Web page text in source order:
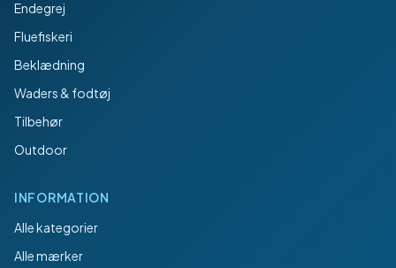
Endegrej
Fluefiskeri
Beklædning
Waders & fodtøj
Tilbehør
Outdoor
INFORMATION
Alle kategorier
Alle mærker